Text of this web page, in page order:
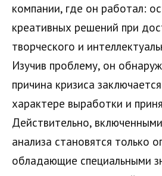
компании, где он работал:
креативных решений при
творческого и
Изучив проблему, он
причина кризиса
характере выработки и
Действительно,
анализа становятся только
обладающие специальными